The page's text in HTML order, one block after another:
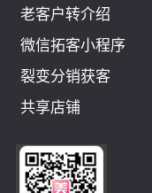
老客户转介绍
微信拓客小程序
裂变分销获客
共享店铺